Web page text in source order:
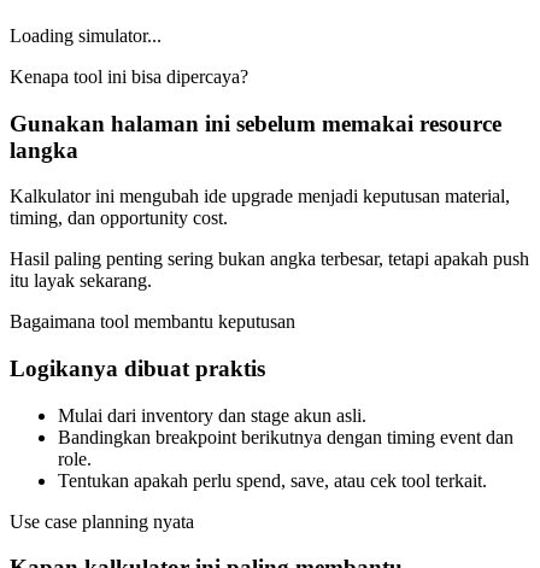
Loading simulator...
Kenapa tool ini bisa dipercaya?
Gunakan halaman ini sebelum memakai resource
langka
Kalkulator ini mengubah ide upgrade menjadi keputusan material,
timing, dan opportunity cost.
Hasil paling penting sering bukan angka terbesar, tetapi apakah push
itu layak sekarang.
Bagaimana tool membantu keputusan
Logikanya dibuat praktis
Mulai dari inventory dan stage akun asli.
Bandingkan breakpoint berikutnya dengan timing event dan
role.
Tentukan apakah perlu spend, save, atau cek tool terkait.
Use case planning nyata